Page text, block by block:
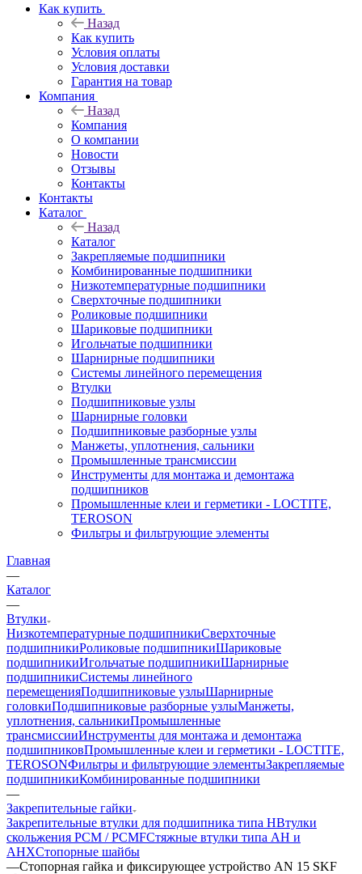
Как купить
Назад
Как купить
Условия оплаты
Условия доставки
Гарантия на товар
Компания
Назад
Компания
О компании
Новости
Отзывы
Контакты
Контакты
Каталог
Назад
Каталог
Закрепляемые подшипники
Комбинированные подшипники
Низкотемпературные подшипники
Сверхточные подшипники
Роликовые подшипники
Шариковые подшипники
Игольчатые подшипники
Шарнирные подшипники
Системы линейного перемещения
Втулки
Подшипниковые узлы
Шарнирные головки
Подшипниковые разборные узлы
Манжеты, уплотнения, сальники
Промышленные трансмиссии
Инструменты для монтажа и демонтажа
подшипников
Промышленные клеи и герметики - LOCTITE,
TEROSON
Фильтры и фильтрующие элементы
Главная
—
Каталог
—
Втулки
Низкотемпературные подшипникиСверхточные
подшипникиРоликовые подшипникиШариковые
подшипникиИгольчатые подшипникиШарнирные
подшипникиСистемы линейного
перемещенияПодшипниковые узлыШарнирные
головкиПодшипниковые разборные узлыМанжеты,
уплотнения, сальникиПромышленные
трансмиссииИнструменты для монтажа и демонтажа
подшипниковПромышленные клеи и герметики - LOCTITE,
TEROSONФильтры и фильтрующие элементыЗакрепляемые
подшипникиКомбинированные подшипники
—
Закрепительные гайки
Закрепительные втулки для подшипника типа HВтулки
скольжения PCM / PCMFСтяжные втулки типа AH и
AHXСтопорные шайбы
—Стопорная гайка и фиксирующее устройство AN 15 SKF